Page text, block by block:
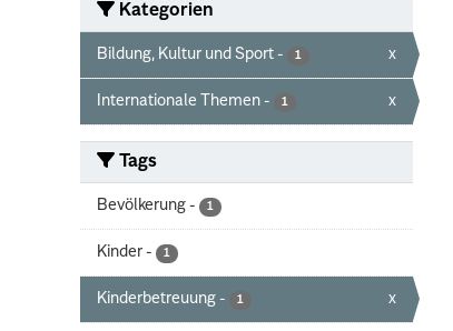
Kategorien
Bildung, Kultur und Sport - 1 x
Internationale Themen - 1 x
Tags
Bevölkerung - 1
Kinder - 1
Kinderbetreuung - 1 x